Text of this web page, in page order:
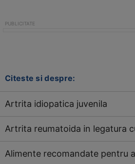
Citeste si despre:
Artrita idiopatica juvenila
Artrita reumatoida in legatura
Alimente recomandate pentru